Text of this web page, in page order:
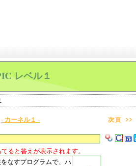
レベル１
- カーネル１ -
ると答えが表示されます。
なすプログラムで、ハ